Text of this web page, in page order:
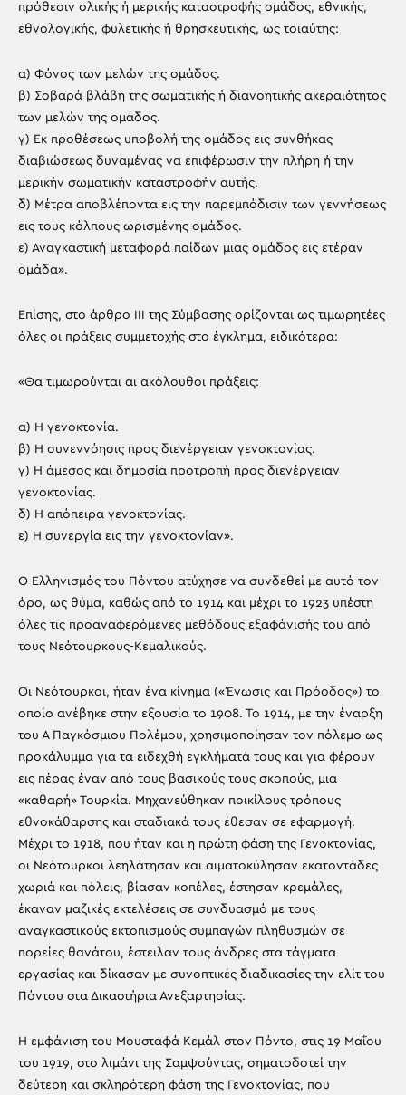
πρόθεσιν ολικής ή μερικής καταστροφής ομάδος, εθνικής,
εθνολογικής, φυλετικής ή θρησκευτικής, ως τοιαύτης:
α) Φόνος των μελών της ομάδος.
β) Σοβαρά βλάβη της σωματικής ή διανοητικής ακεραιότητος
των μελών της ομάδος.
γ) Εκ προθέσεως υποβολή της ομάδος εις συνθήκας
διαβιώσεως δυναμένας να επιφέρωσιν την πλήρη ή την
μερικήν σωματικήν καταστροφήν αυτής.
δ) Μέτρα αποβλέποντα εις την παρεμπόδισιν των γεννήσεως
εις τους κόλπους ωρισμένης ομάδος.
ε) Αναγκαστική μεταφορά παίδων μιας ομάδος εις ετέραν
ομάδα».
Επίσης, στο άρθρο ΙΙΙ της Σύμβασης ορίζονται ως τιμωρητέες
όλες οι πράξεις συμμετοχής στο έγκλημα, ειδικότερα:
«Θα τιμωρούνται αι ακόλουθοι πράξεις:
α) Η γενοκτονία.
β) Η συνεννόησις προς διενέργειαν γενοκτονίας.
γ) Η άμεσος και δημοσία προτροπή προς διενέργειαν
γενοκτονίας.
δ) Η απόπειρα γενοκτονίας.
ε) Η συνεργία εις την γενοκτονίαν».
Ο Ελληνισμός του Πόντου ατύχησε να συνδεθεί με αυτό τον
όρο, ως θύμα, καθώς από το 1914 και μέχρι το 1923 υπέστη
όλες τις προαναφερόμενες μεθόδους εξαφάνισής του από
τους Νεότουρκους-Κεμαλικούς.
Οι Νεότουρκοι, ήταν ένα κίνημα («Ένωσις και Πρόοδος») το
οποίο ανέβηκε στην εξουσία το 1908. Το 1914, με την έναρξη
του Α Παγκόσμιου Πολέμου, χρησιμοποίησαν τον πόλεμο ως
προκάλυμμα για τα ειδεχθή εγκλήματά τους και για φέρουν
εις πέρας έναν από τους βασικούς τους σκοπούς, μια
«καθαρή» Τουρκία. Μηχανεύθηκαν ποικίλους τρόπους
εθνοκάθαρσης και σταδιακά τους έθεσαν σε εφαρμογή.
Μέχρι το 1918, που ήταν και η πρώτη φάση της Γενοκτονίας,
οι Νεότουρκοι λεηλάτησαν και αιματοκύλησαν εκατοντάδες
χωριά και πόλεις, βίασαν κοπέλες, έστησαν κρεμάλες,
έκαναν μαζικές εκτελέσεις σε συνδυασμό με τους
αναγκαστικούς εκτοπισμούς συμπαγών πληθυσμών σε
πορείες θανάτου, έστειλαν τους άνδρες στα τάγματα
εργασίας και δίκασαν με συνοπτικές διαδικασίες την ελίτ του
Πόντου στα Δικαστήρια Ανεξαρτησίας.
Η εμφάνιση του Μουσταφά Κεμάλ στον Πόντο, στις 19 Μαΐου
του 1919, στο λιμάνι της Σαμψούντας, σηματοδοτεί την
δεύτερη και σκληρότερη φάση της Γενοκτονίας, που